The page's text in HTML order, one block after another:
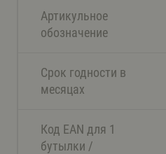
Артикульное
обозначение
Срок годности в
месяцах
Код EAN для 1
бутылки /